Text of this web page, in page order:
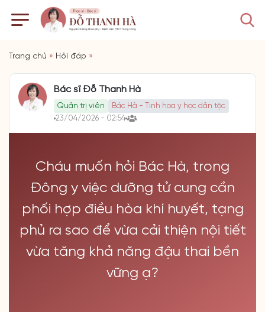
Trang chủ » Hỏi đáp »
Bác sĩ Đỗ Thanh Hà
Quản trị viên
Bác Hà - Tinh hoa y học dân tộc
23/04/2026 - 02:54
Cháu muốn hỏi Bác Hà, trong
Đông y việc dưỡng tử cung cần
phối hợp điều hòa khí huyết, tạng
phủ ra sao để vừa cải thiện nội tiết
vừa tăng khả năng đậu thai bền
vững ạ?